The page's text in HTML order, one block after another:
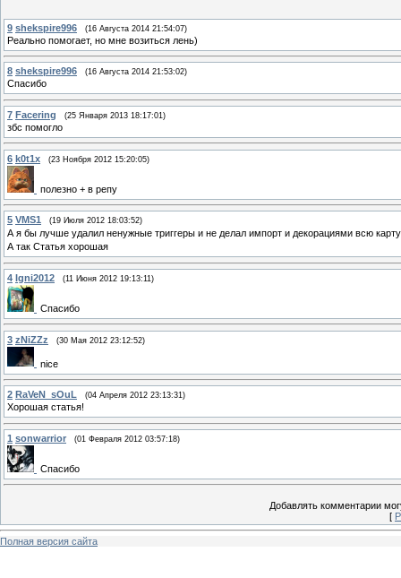
9 shekspire996 (16 Августа 2014 21:54:07)
Реально помогает, но мне возиться лень)
8 shekspire996 (16 Августа 2014 21:53:02)
Спасибо
7 Facering (25 Января 2013 18:17:01)
збс помогло
6 k0t1x (23 Ноября 2012 15:20:05)
полезно + в репу
5 VMS1 (19 Июля 2012 18:03:52)
А я бы лучше удалил ненужные триггеры и не делал импорт и декорациями всю
А так Статья хорошая
4 Igni2012 (11 Июня 2012 19:13:11)
Спасибо
3 zNiZZz (30 Мая 2012 23:12:52)
nice
2 RaVeN_sOuL (04 Апреля 2012 23:13:31)
Хорошая статья!
1 sonwarrior (01 Февраля 2012 03:57:18)
Спасибо
Добавлять комментарии
[
Полная версия сайта